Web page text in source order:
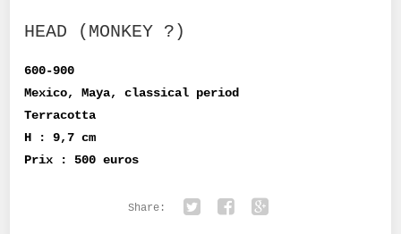
HEAD (MONKEY ?)
600-900
Mexico, Maya, classical period
Terracotta
H : 9,7 cm
Prix : 500 euros
Share: